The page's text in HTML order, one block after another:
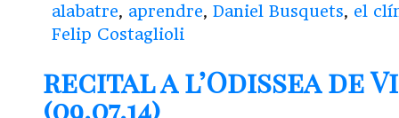
alabatre, aprendre, Daniel Busquets, el
Felip Costaglioli
recital a l’Odissea de
(09.07.14)